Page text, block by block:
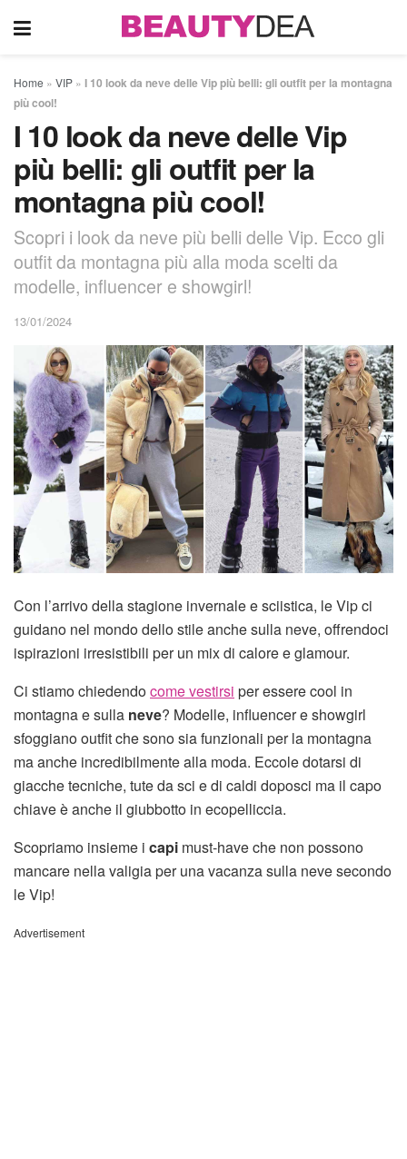
Home » VIP » I 10 look da neve delle Vip più belli: gli outfit per la montagna
più cool!
I 10 look da neve delle Vip
più belli: gli outfit per la
montagna più cool!
Scopri i look da neve più belli delle Vip. Ecco gli
outfit da montagna più alla moda scelti da
modelle, influencer e showgirl!
13/01/2024
Con l’arrivo della stagione invernale e sciistica, le Vip ci
guidano nel mondo dello stile anche sulla neve, offrendoci
ispirazioni irresistibili per un mix di calore e glamour.
Ci stiamo chiedendocome vestirsi per essere cool in
montagna e sulla neve? Modelle, influencer e showgirl
sfoggiano outfit che sono sia funzionali per la montagna
ma anche incredibilmente alla moda. Eccole dotarsi di
giacche tecniche, tute da sci e di caldi doposci ma il capo
chiave è anche il giubbotto in ecopelliccia.
Scopriamo insieme i capi must-have che non possono
mancare nella valigia per una vacanza sulla neve secondo
le Vip!
Advertisement